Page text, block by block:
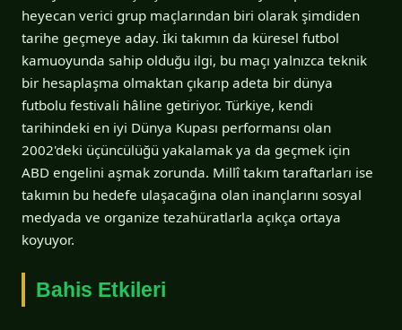
heyecan verici grup maçlarından biri olarak şimdiden
tarihe geçmeye aday. İki takımın da küresel futbol
kamuoyunda sahip olduğu ilgi, bu maçı yalnızca teknik
bir hesaplaşma olmaktan çıkarıp adeta bir dünya
futbolu festivali hâline getiriyor. Türkiye, kendi
tarihindeki en iyi Dünya Kupası performansı olan
2002'deki üçüncülüğü yakalamak ya da geçmek için
ABD engelini aşmak zorunda. Millî takım taraftarları ise
takımın bu hedefe ulaşacağına olan inançlarını sosyal
medyada ve organize tezahüratlarla açıkça ortaya
koyuyor.
Bahis Etkileri